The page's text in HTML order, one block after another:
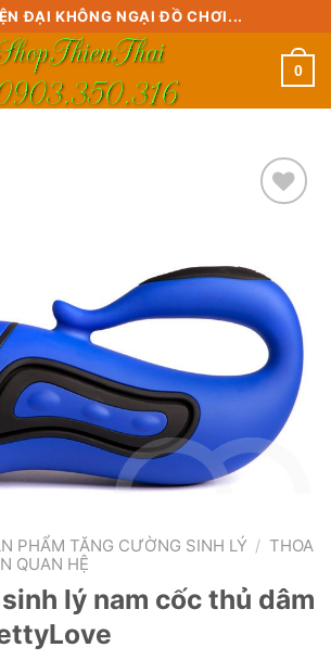
ĐẠI KHÔNG NGẠI ĐỒ CHƠI...
0
Add to
wishlist
PHẨM TĂNG CƯỜNG SINH LÝ / THOA
QUAN HỆ
lý nam cốc thủ dâm